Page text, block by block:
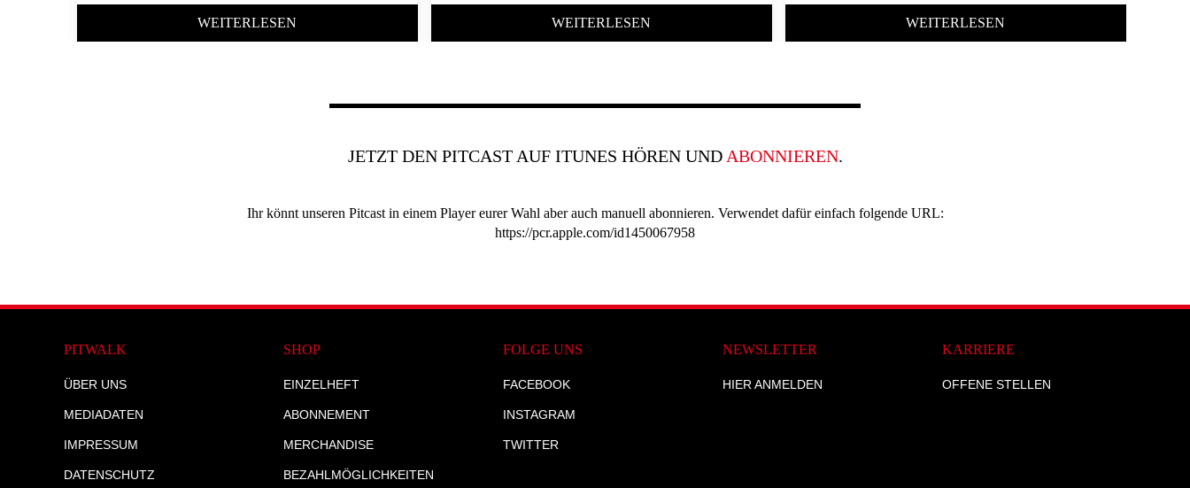
WEITERLESEN WEITERLESEN WEITERLESEN
JETZT DEN PITCAST AUF ITUNES HÖREN UND ABONNIEREN.
Ihr könnt unseren Pitcast in einem Player eurer Wahl aber auch manuell abonnieren. Verwendet dafür einfach folgende URL:
https://pcr.apple.com/id1450067958
PITWALK
ÜBER UNS
MEDIADATEN
IMPRESSUM
DATENSCHUTZ
SHOP
EINZELHEFT
ABONNEMENT
MERCHANDISE
BEZAHLMÖGLICHKEITEN
FOLGE UNS
FACEBOOK
INSTAGRAM
TWITTER
NEWSLETTER
HIER ANMELDEN
KARRIERE
OFFENE STELLEN